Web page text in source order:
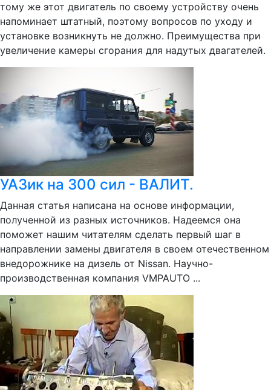
тому же этот двигатель по своему устройству очень
напоминает штатный, поэтому вопросов по уходу и
установке возникнуть не должно. Преимущества при
увеличение камеры сгорания для надутых двагателей.
УАЗик на 300 сил - ВАЛИТ.
Данная статья написана на основе информации,
полученной из разных источников. Надеемся она
поможет нашим читателям сделать первый шаг в
направлении замены двигателя в своем отечественном
внедорожнике на дизель от Nissan. Научно-
производственная компания VMPAUTO ...